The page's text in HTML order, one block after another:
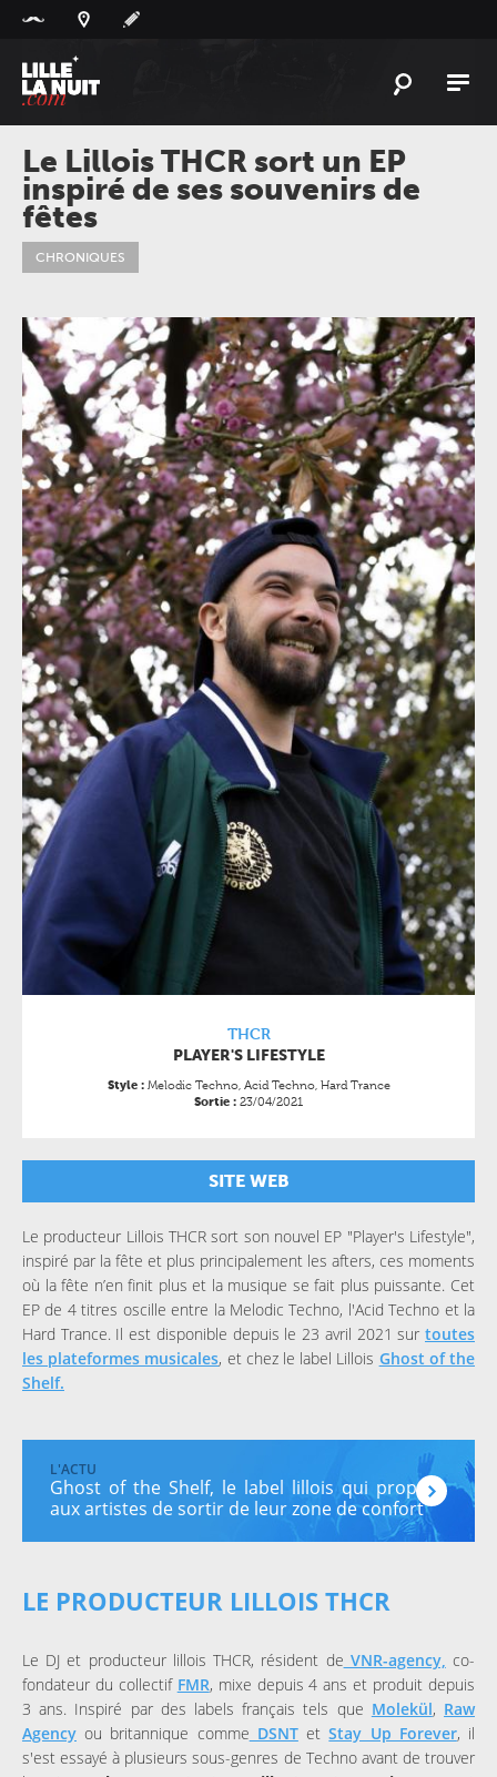
L' ACTU
L'AGENDA
LESLIEUX
LIVEREPORT
ÀGAGNER
PLAYLIST
LILLELANUIT
Le Lillois THCR sort un EP
inspiré de ses souvenirs de
fêtes
CHRONIQUES
THCR
PLAYER'S LIFESTYLE
Style :Melodic Techno, Acid Techno, Hard Trance
Sortie : 23/04/2021
SITE WEB
Le producteur Lillois THCR sort son nouvel EP "Player's Lifestyle",
inspiré par la fête et plus principalement les afters, ces moments
où la fête n’en finit plus et la musique se fait plus puissante. Cet
EP de 4 titres oscille entre la Melodic Techno, l'Acid Techno et la
Hard Trance. Il est disponible depuis le 23 avril 2021 sur toutes
les plateformes musicales, et chez le label Lillois Ghost of the
Shelf.
Ghost of the Shelf, le label lillois qui propose
aux artistes de sortir de leur zone de confort
LE PRODUCTEUR LILLOIS THCR
Le DJ et producteur lillois THCR, résident de VNR-agency, co-
fondateur du collectif FMR, mixe depuis 4 ans et produit depuis
3 ans. Inspiré par des labels français tels que Molekül, Raw
Agency ou britannique comme DSNTetStay Up Forever, il
s'est essayé à plusieurs sous-genres de Techno avant de trouver
Panneau de gestion des cookies